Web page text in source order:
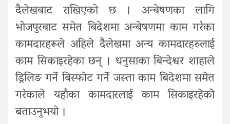
दैलेखबाट राखिएको छ । अन्बेषणका लागि
भोजपुरबाट समेत बिदेशमा अन्बेषणमा काम गरेका
कामदारहरूले अहिले दैलेखमा अन्य कामदारहरुलाई
काम सिकाइरहेका छन् । धनुसाका बिन्देश्वर शाहाले
ड्रिलिङ गर्ने बिस्फोट गर्ने जस्ता काम बिदेशमा समेत
गरेकाले यहाँका कामदारलाई काम सिकाइरहेको
बताउनुभयो ।